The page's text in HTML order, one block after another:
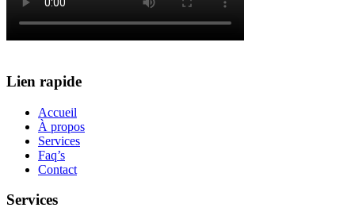
Lien rapide
Accueil
À propos
Services
Faq’s
Contact
Services